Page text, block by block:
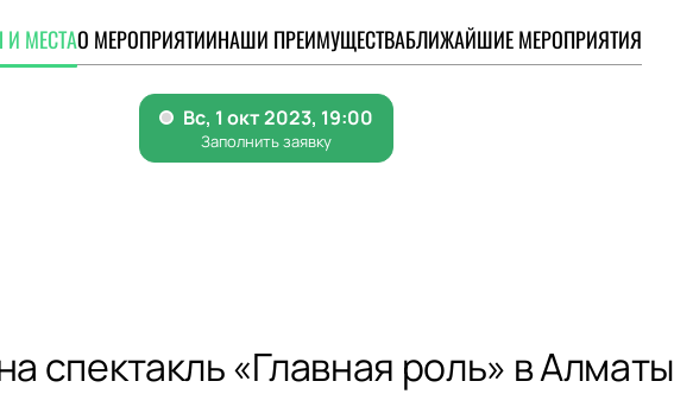
МЕСТАО МЕРОПРИЯТИИНАШИ ПРЕИМУЩЕСТВАБЛИЖАЙШИЕ МЕРОПРИЯТИЯ
спектакль «Главная роль» в Алматы